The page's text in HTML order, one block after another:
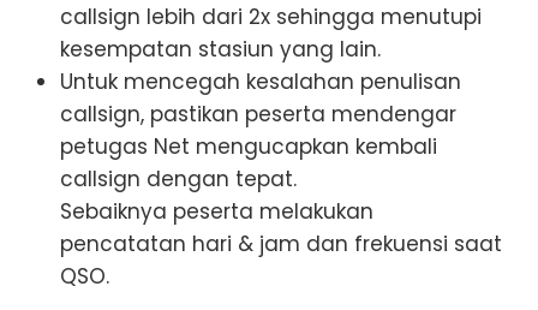
callsign lebih dari 2x sehingga menutupi
kesempatan stasiun yang lain.
Untuk mencegah kesalahan penulisan
callsign, pastikan peserta mendengar
petugas Net mengucapkan kembali
callsign dengan tepat.
Sebaiknya peserta melakukan
pencatatan hari & jam dan frekuensi saat
QSO.